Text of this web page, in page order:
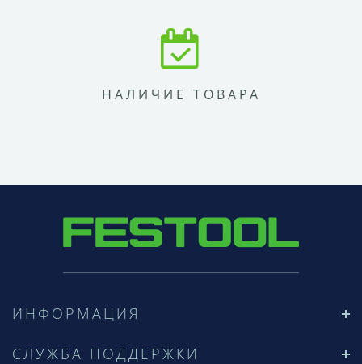
НАЛИЧИЕ ТОВАРА
ИНФОРМАЦИЯ
СЛУЖБА ПОДДЕРЖКИ